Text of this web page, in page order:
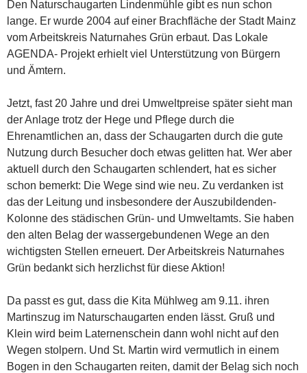
Den Naturschaugarten Lindenmühle gibt es nun schon
lange. Er wurde 2004 auf einer Brachfläche der Stadt Mainz
vom Arbeitskreis Naturnahes Grün erbaut. Das Lokale
AGENDA- Projekt erhielt viel Unterstützung von Bürgern
und Ämtern.
Jetzt, fast 20 Jahre und drei Umweltpreise später sieht man
der Anlage trotz der Hege und Pflege durch die
Ehrenamtlichen an, dass der Schaugarten durch die gute
Nutzung durch Besucher doch etwas gelitten hat. Wer aber
aktuell durch den Schaugarten schlendert, hat es sicher
schon bemerkt: Die Wege sind wie neu. Zu verdanken ist
das der Leitung und insbesondere der Auszubildenden-
Kolonne des städischen Grün- und Umweltamts. Sie haben
den alten Belag der wassergebundenen Wege an den
wichtigsten Stellen erneuert. Der Arbeitskreis Naturnahes
Grün bedankt sich herzlichst für diese Aktion!
Da passt es gut, dass die Kita Mühlweg am 9.11. ihren
Martinszug im Naturschaugarten enden lässt. Gruß und
Klein wird beim Laternenschein dann wohl nicht auf den
Wegen stolpern. Und St. Martin wird vermutlich in einem
Bogen in den Schaugarten reiten, damit der Belag sich noch